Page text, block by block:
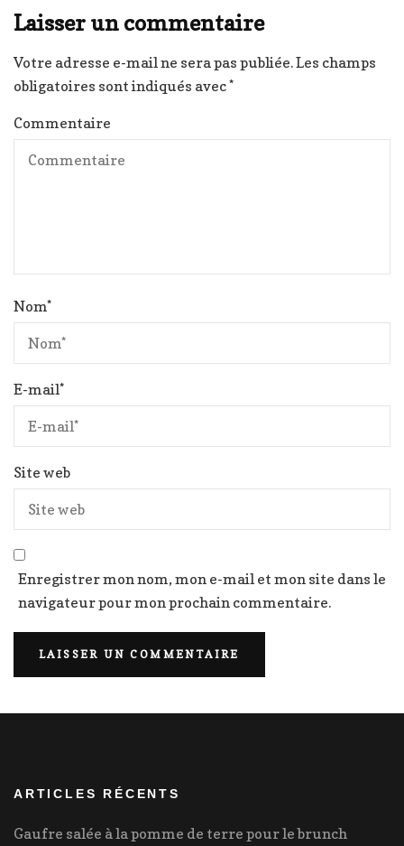
Laisser un commentaire
Votre adresse e-mail ne sera pas publiée.Les champs
obligatoires sont indiqués avec*
Commentaire
Nom*
E-mail*
Site web
Enregistrer mon nom, mon e-mail et mon site dans le
navigateur pour mon prochain commentaire.
ARTICLES RÉCENTS
Gaufre salée à la pomme de terre pour le brunch